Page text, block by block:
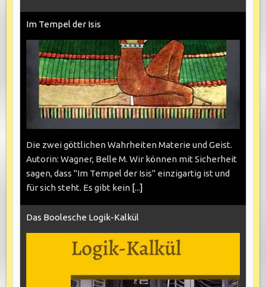
Im Tempel der Isis
Die zwei göttlichen Wahrheiten Materie und Geist.
Autorin: Wagner, Belle M. Wir können mit Sicherheit
sagen, dass "Im Tempel der Isis" einzigartig ist und
für sich steht. Es gibt kein [...]
Das Boolesche Logik-Kalkül